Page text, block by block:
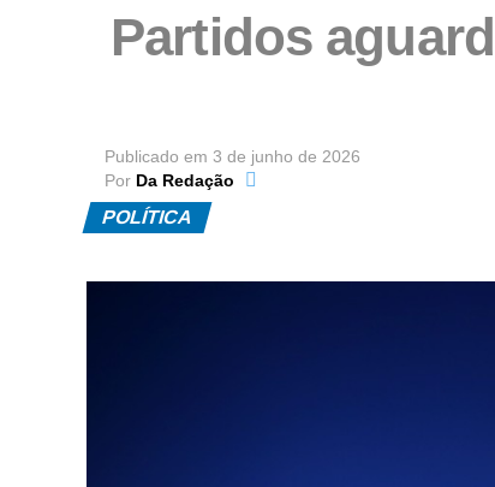
Partidos
Publicado em 3 de junho de 2026
Por Da Redação
POLÍTICA